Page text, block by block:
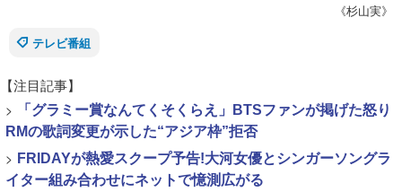
《杉山実》
テレビ番組
【注目記事】
>
「グラミー賞なんてくそくらえ」BTSファンが掲げた怒り
RMの歌詞変更が示した“アジア枠”拒否
> FRIDAYが熱愛スクープ予告!大河女優とシンガーソングラ
イター組み合わせにネットで憶測広がる